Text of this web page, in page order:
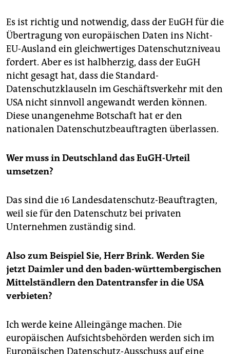
Es ist richtig und notwendig, dass der EuGH für die
Übertragung von europäischen Daten ins Nicht-
EU-Ausland ein gleichwertiges Datenschutzniveau
fordert. Aber es ist halbherzig, dass der EuGH
nicht gesagt hat, dass die Standard-
Datenschutzklauseln im Geschäftsverkehr mit den
USA nicht sinnvoll angewandt werden können.
Diese unangenehme Botschaft hat er den
nationalen Datenschutzbeauftragten überlassen.
Wer muss in Deutschland das EuGH-Urteil
umsetzen?
Das sind die 16 Landesdatenschutz-Beauftragten,
weil sie für den Datenschutz bei privaten
Unternehmen zuständig sind.
Also zum Beispiel Sie, Herr Brink. Werden Sie
jetzt Daimler und den baden-württembergischen
Mittelständlern den Datentransfer in die USA
verbieten?
Ich werde keine Alleingänge machen. Die
europäischen Aufsichtsbehörden werden sich im
Europäischen Datenschutz-Ausschuss auf eine